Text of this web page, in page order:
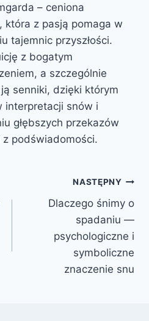
– ceniona
która z pasją pomaga w
tajemnic przyszłości.
z bogatym
a szczególnie
senniki, dzięki którym
interpretacji snów i
głębszych przekazów
z podświadomości.
NASTĘPNY
Dlaczego śnimy o
spadaniu —
psychologiczne i
symboliczne
znaczenie snu